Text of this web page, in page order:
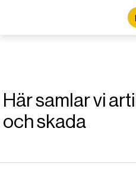
Här samlar vi
och skada